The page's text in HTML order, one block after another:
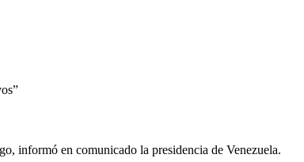
informó en comunicado la presidencia de Venezuela.